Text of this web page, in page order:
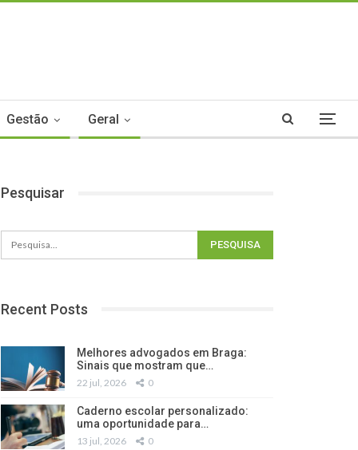
Gestão Geral
Pesquisar
Recent Posts
Melhores advogados em Braga:
Sinais que mostram que…
22 jul, 2026 0
Caderno escolar personalizado:
uma oportunidade para…
13 jul, 2026 0